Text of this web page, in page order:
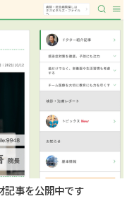
記事を公開中です